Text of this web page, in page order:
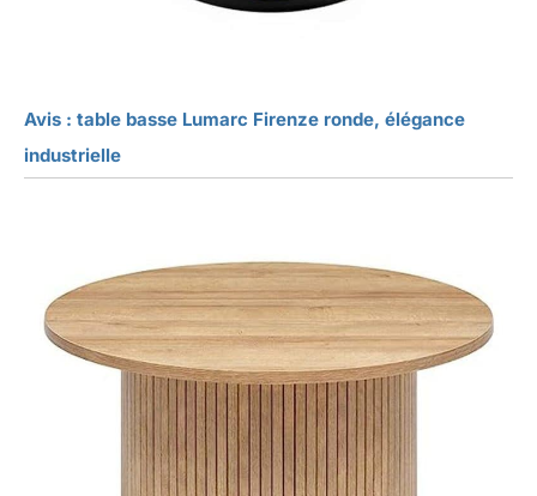
Avis : table basse Lumarc Firenze ronde, élégance
industrielle